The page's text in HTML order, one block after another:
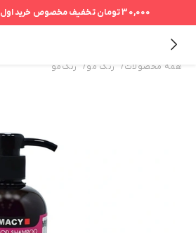
30,000 تومان تخفیف مخصوص خرید اول
همه محصولات/ رنگ مو/ رنگ‌مو